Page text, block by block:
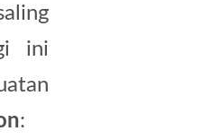
ini
: